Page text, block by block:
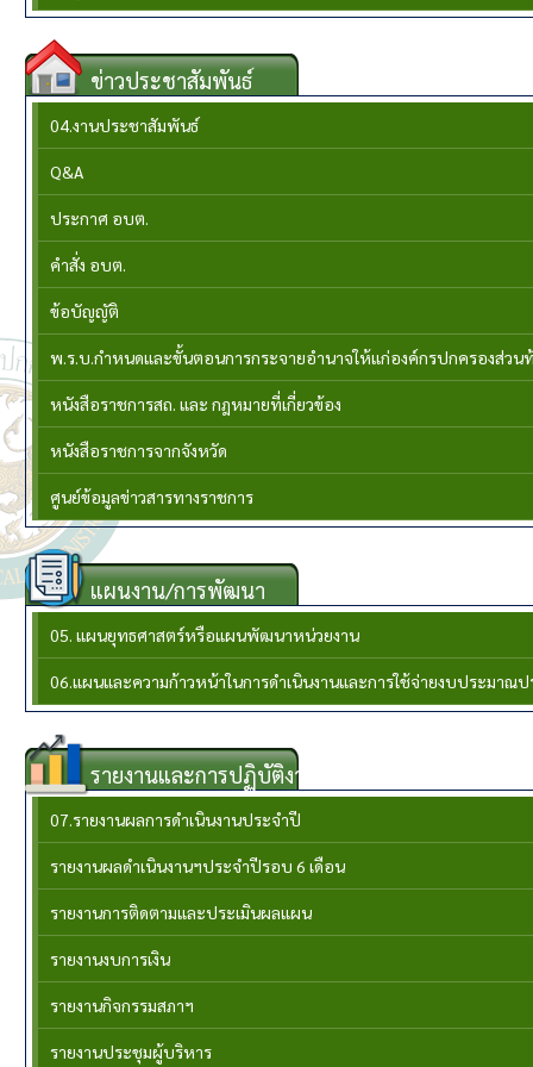
ข่าวประชาสัมพันธ์
04.งานประชาสัมพันธ์
Q&A
ประกาศ อบต.
คำสั่ง อบต.
ข้อบัญญัติ
พ.ร.บ.กำหนดและขั้นตอนการกระจายอำนาจให้แก่องค์กรปกครองส่ว
หนังสือราชการสถ. และ กฎหมายที่เกี่ยวข้อง
หนังสือราชการจากจังหวัด
ศูนย์ข้อมูลข่าวสารทางราชการ
แผนงาน/การพัฒนา
05. แผนยุทธศาสตร์หรือแผนพัฒนาหน่วยงาน
06.แผนและความก้าวหน้าในการดำเนินงานและการใช้จ่ายงบประมาณ
รายงานและการปฏิบัติงาน
07.รายงานผลการดำเนินงานประจำปี
รายงานผลดำเนินงานฯประจำปีรอบ 6 เดือน
รายงานการติดตามและประเมินผลแผน
รายงานงบการเงิน
รายงานกิจกรรมสภาฯ
รายงานประชุมผู้บริหาร